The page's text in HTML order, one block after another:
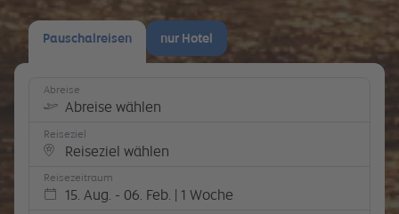
Pauschalreisen nur Hotel
Abreise
Abreise wählen
Reiseziel
Reiseziel wählen
Reisezeitraum
15. Aug. - 06. Feb. | 1 Woche